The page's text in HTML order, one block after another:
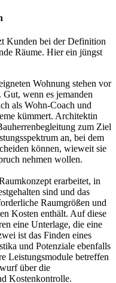
Kunden bei der Definition
Räume. Hier ein jüngst
Wohnung stehen vor
wenn es jemanden
als Wohn-Coach und
kümmert. Architektin
zum Ziel
an, bei dem
können, wieweit sie
nehmen wollen.
erarbeitet, in
sind und das
Raumgrößen und
Kosten enthält. Auf diese
eine Unterlage, die eine
ist das Finden eines
und Potenziale ebenfalls
Leistungsmodule betreffen
über die
Kostenkontrolle.